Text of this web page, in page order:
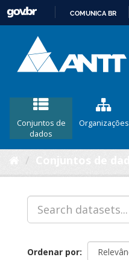
COMUNICA BR
Conjuntos de
dados
Organizações
Ordenar por